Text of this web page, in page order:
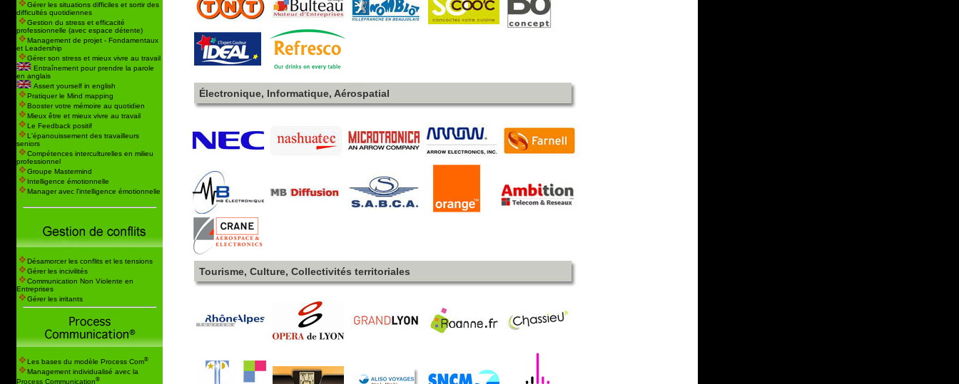
Gérer les situations difficiles et sortir des
difficultés quotidiennes
Gestion du stress et efficacité
professionnelle (avec espace détente)
Management de projet - Fondamentaux
et Leadership
Gérer son stress et mieux vivre au travail
Entraînement pour prendre la parole
en anglais
Assert yourself in english
Pratiquer le Mind mapping
Booster votre mémoire au quotidien
Mieux être et mieux vivre au travail
Le Feedback positif
L'épanouissement des travailleurs
seniors
Compétences interculturelles en milieu
professionnel
Groupe Mastermind
Intelligence émotionnelle
Manager avec l'intelligence émotionnelle
Désamorcer les conflits et les tensions
Gérer les incivilités
Communication Non Violente en
Entreprises
Gérer les irritants
Les bases du modèle Process Com®
Management individualisé avec la
Process Communication®
Électronique, Informatique, Aérospatial
Tourisme, Culture, Collectivités territoriales